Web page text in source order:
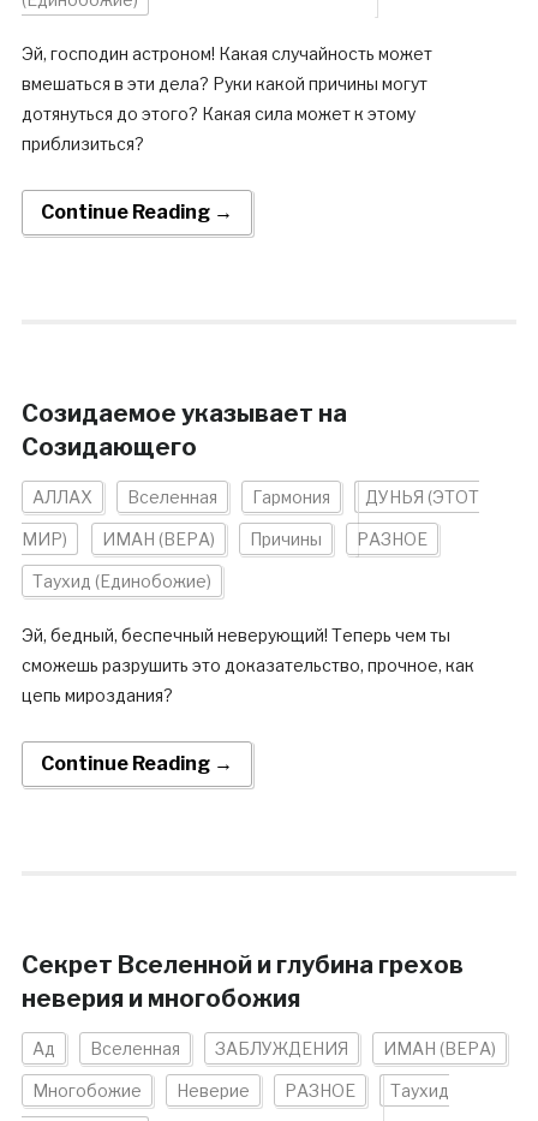
Эй, господин астроном! Какая случайность может
вмешаться в эти дела? Руки какой причины могут
дотянуться до этого? Какая сила может к этому
приблизиться?
Continue Reading →
Созидаемое указывает на
Созидающего
АЛЛАХ Вселенная Гармония ДУНЬЯ (ЭТОТ
МИР) ИМАН (ВЕРА) Причины РАЗНОЕ
Таухид (Единобожие)
Эй, бедный, беспечный неверующий! Теперь чем ты
сможешь разрушить это доказательство, прочное, как
цепь мироздания?
Continue Reading →
Секрет Вселенной и глубина грехов
неверия и многобожия
Ад Вселенная ЗАБЛУЖДЕНИЯ ИМАН (ВЕРА)
Многобожие Неверие РАЗНОЕ Таухид